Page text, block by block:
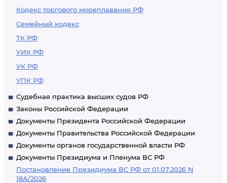
Кодекс торгового мореплавания РФ
Семейный кодекс
ТК РФ
УИК РФ
УК РФ
УПК РФ
Судебная практика высших судов РФ
Законы Российской Федерации
Документы Президента Российской Федерации
Документы Правительства Российской Федерации
Документы органов государственной власти РФ
Документы Президиума и Пленума ВС РФ
Постановление Президиума ВС РФ от 01.07.2026 N
18А/2026